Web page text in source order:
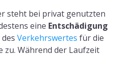
steht bei privat genutzten
eine Entschädigung
Verkehrswertes für die
zu. Während der Laufzeit